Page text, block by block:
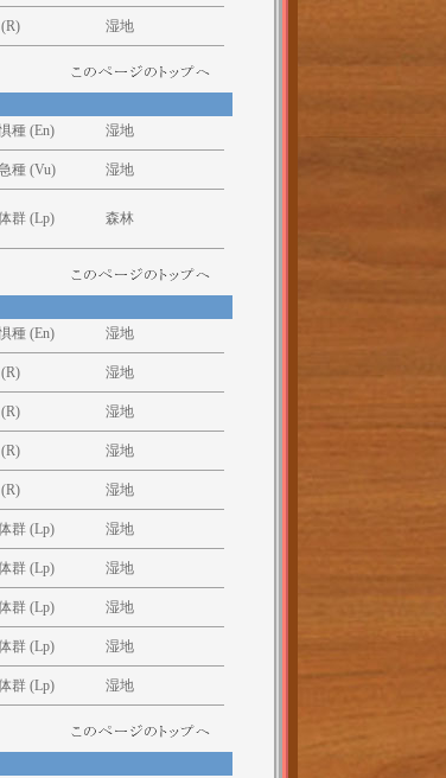
湿地
種 (En) 湿地
種 (Vu) 湿地
群 (Lp) 森林
種 (En) 湿地
湿地
湿地
湿地
湿地
群 (Lp) 湿地
群 (Lp) 湿地
群 (Lp) 湿地
群 (Lp) 湿地
群 (Lp) 湿地